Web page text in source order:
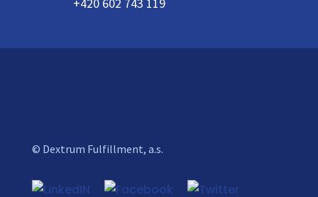
+420 602 743 119
© Dextrum Fulfillment, a.s.